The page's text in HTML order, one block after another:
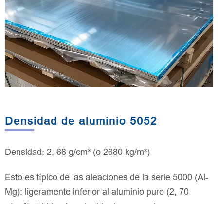
Densidad de aluminio 5052
Densidad: 2, 68 g/cm³ (o 2680 kg/m³)
Esto es típico de las aleaciones de la serie 5000 (Al-
Mg): ligeramente inferior al aluminio puro (2, 70